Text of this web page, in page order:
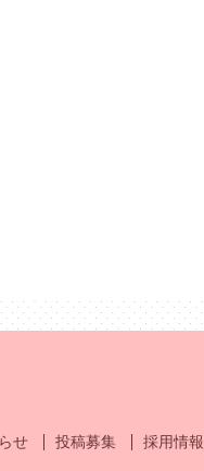
せ 投稿募集 採用情報